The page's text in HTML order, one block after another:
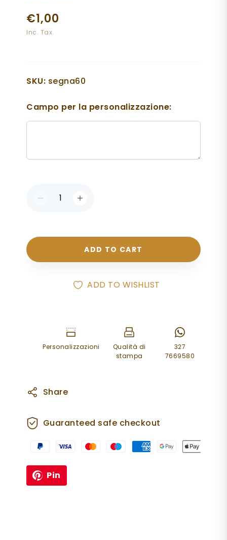
numero wp 3277669580.
La frase del Segnalibro è
€1,00
Inc. Tax.
SKU: segna60
Campo per la personalizzazione:
ADD TO CART
ADD TO WISHLIST
Personalizzazioni
Qualità di
stampa
327
7669580
Share
Guaranteed safe checkout
Pin